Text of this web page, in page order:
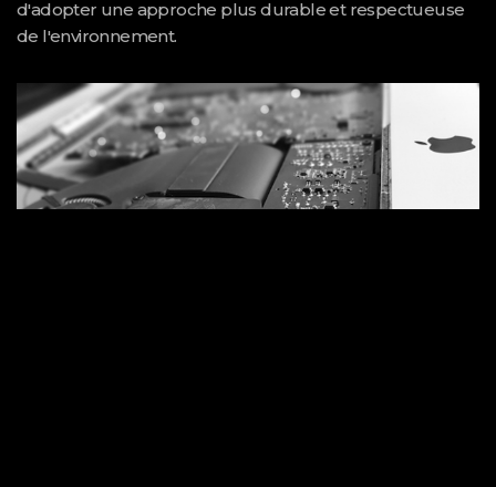
d'adopter une approche plus durable et respectueuse
de l'environnement.